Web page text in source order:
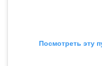
Посмотреть эту